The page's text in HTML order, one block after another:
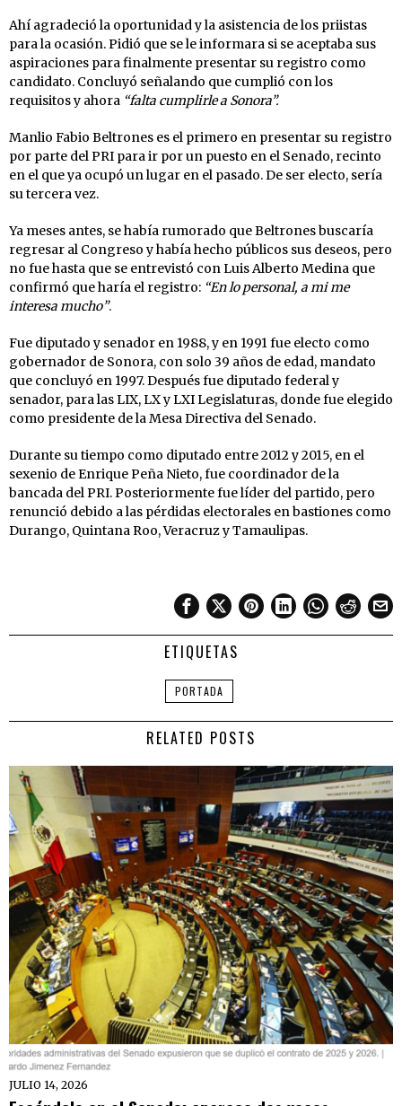
Ahí agradeció la oportunidad y la asistencia de los priistas
para la ocasión. Pidió que se le informara si se aceptaba sus
aspiraciones para finalmente presentar su registro como
candidato. Concluyó señalando que cumplió con los
requisitos y ahora “falta cumplirle a Sonora”.
Manlio Fabio Beltrones es el primero en presentar su registro
por parte del PRI para ir por un puesto en el Senado, recinto
en el que ya ocupó un lugar en el pasado. De ser electo, sería
su tercera vez.
Ya meses antes, se había rumorado que Beltrones buscaría
regresar al Congreso y había hecho públicos sus deseos, pero
no fue hasta que se entrevistó con Luis Alberto Medina que
confirmó que haría el registro: “En lo personal, a mi me
interesa mucho”.
Fue diputado y senador en 1988, y en 1991 fue electo como
gobernador de Sonora, con solo 39 años de edad, mandato
que concluyó en 1997. Después fue diputado federal y
senador, para las LIX, LX y LXI Legislaturas, donde fue elegido
como presidente de la Mesa Directiva del Senado.
Durante su tiempo como diputado entre 2012 y 2015, en el
sexenio de Enrique Peña Nieto, fue coordinador de la
bancada del PRI. Posteriormente fue líder del partido, pero
renunció debido a las pérdidas electorales en bastiones como
Durango, Quintana Roo, Veracruz y Tamaulipas.
ETIQUETAS
PORTADA
RELATED POSTS
JULIO 14, 2026